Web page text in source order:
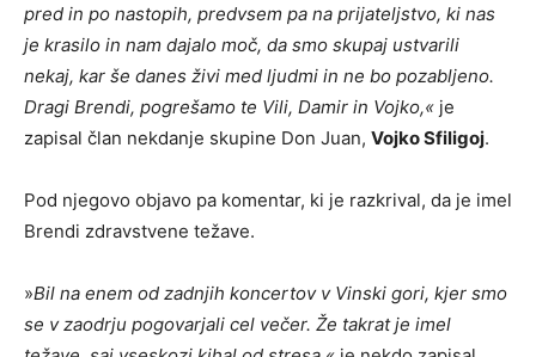
pred in po nastopih, predvsem pa na prijateljstvo, ki nas
je krasilo in nam dajalo moč, da smo skupaj ustvarili
nekaj, kar še danes živi med ljudmi in ne bo pozabljeno.
Dragi Brendi, pogrešamo te Vili, Damir in Vojko,« je
zapisal član nekdanje skupine Don Juan, Vojko Sfiligoj.
Pod njegovo objavo pa komentar, ki je razkrival, da je imel
Brendi zdravstvene težave.
»Bil na enem od zadnjih koncertov v Vinski gori, kjer smo
se v zaodrju pogovarjali cel večer. Že takrat je imel